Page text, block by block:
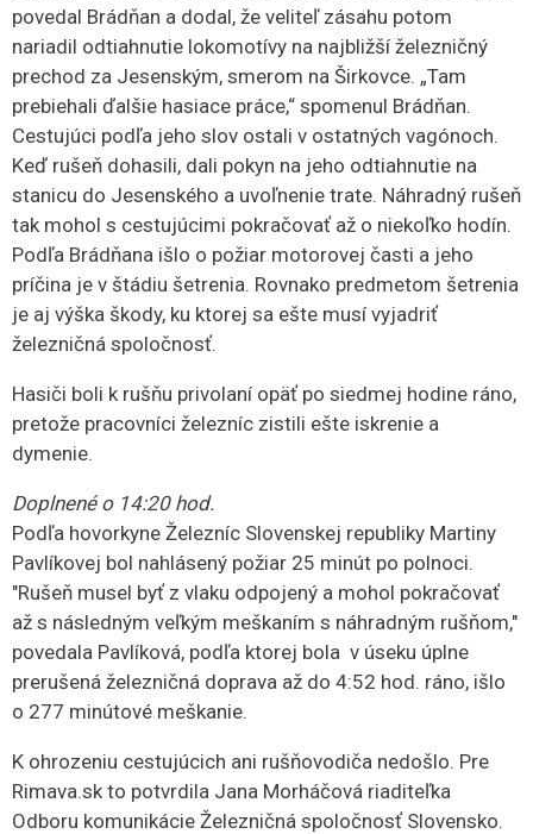
povedal Brádňan a dodal, že veliteľ zásahu potom
nariadil odtiahnutie lokomotívy na najbližší železničný
prechod za Jesenským, smerom na Širkovce. „Tam
prebiehali ďalšie hasiace práce,“ spomenul Brádňan.
Cestujúci podľa jeho slov ostali v ostatných vagónoch.
Keď rušeň dohasili, dali pokyn na jeho odtiahnutie na
stanicu do Jesenského a uvoľnenie trate. Náhradný rušeň
tak mohol s cestujúcimi pokračovať až o niekoľko hodín.
Podľa Brádňana išlo o požiar motorovej časti a jeho
príčina je v štádiu šetrenia. Rovnako predmetom šetrenia
je aj výška škody, ku ktorej sa ešte musí vyjadriť
železničná spoločnosť.
Hasiči boli k rušňu privolaní opäť po siedmej hodine ráno,
pretože pracovníci železníc zistili ešte iskrenie a
dymenie.
Doplnené o 14:20 hod.
Podľa hovorkyne Železníc Slovenskej republiky Martiny
Pavlíkovej bol nahlásený požiar 25 minút po polnoci.
"Rušeň musel byť z vlaku odpojený a mohol pokračovať
až s následným veľkým meškaním s náhradným rušňom,"
povedala Pavlíková, podľa ktorej bola v úseku úplne
prerušená železničná doprava až do 4:52 hod. ráno, išlo
o 277 minútové meškanie.
K ohrozeniu cestujúcich ani rušňovodiča nedošlo. Pre
Rimava.sk to potvrdila Jana Morháčová riaditeľka
Odboru komunikácie Železničná spoločnosť Slovensko.